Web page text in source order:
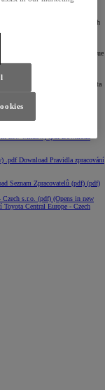
2016/679 o ochraně fyzických
nabylo účinnosti dne 25.
údajů společností Toyota
Motor Europe NV/SA, Avenue
akcích a nabídkách ze světa Toyota
a se zasíláním obchodních
.pdfDownload Pravidla zpracování
Seznam Zpracovatelů (pdf) (pdf)
Czech s.r.o. (pdf) (Opens in new
Toyota Central Europe - Czech